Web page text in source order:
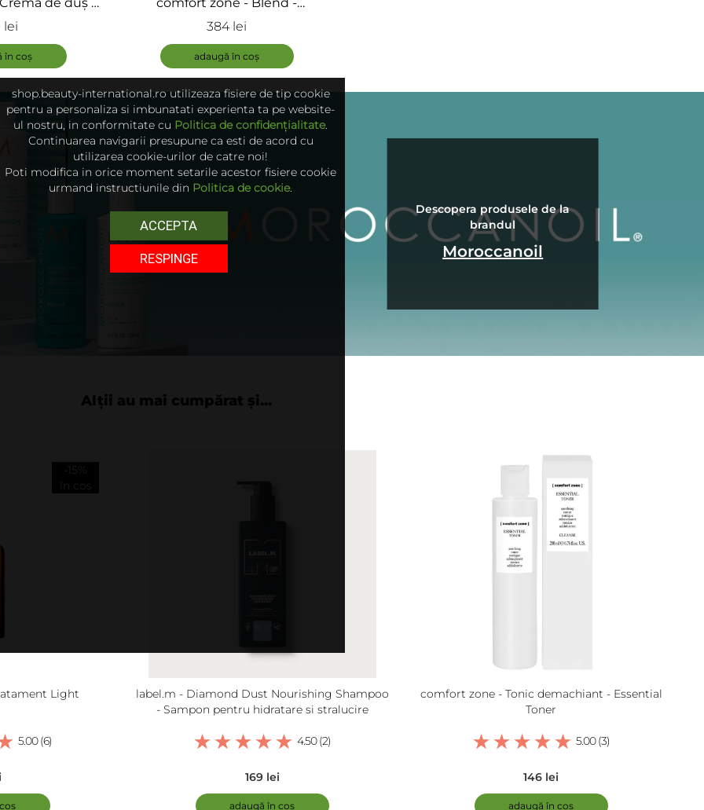
lei
în coș
Tranquillity Blend
384 lei
adaugă în coș
Descopera produsele de la
brandul
Moroccanoil
Alții au mai cumpărat și...
-15%
în coș
Light
5.00 (6)
label.m - Diamond Dust Nourishing Shampoo
- Sampon pentru hidratare si stralucire
4.50 (2)
169 lei
adaugă în coș
comfort zone - Tonic demachiant - Essential
Toner
5.00 (3)
146 lei
adaugă în coș
shop.beauty-international.ro utilizeaza fisiere de tip cookie
pentru a personaliza si imbunatati experienta ta pe website-
ul nostru, in conformitate cu Politica de confidențialitate.
Continuarea navigarii presupune ca esti de acord cu
utilizarea cookie-urilor de catre noi!
Poti modifica in orice moment setarile acestor fisiere cookie
urmand instructiunile din Politica de cookie.
ACCEPTA
RESPINGE